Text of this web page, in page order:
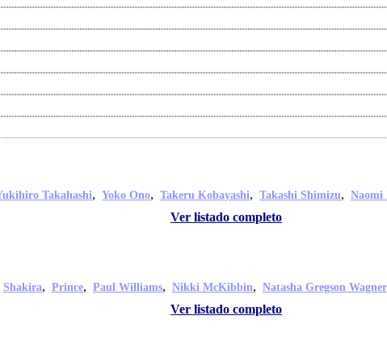
Takahashi, Yoko Ono, Takeru Kobayashi, Takashi Shimizu, Naomi
Ver listado completo
Shakira, Prince, Paul Williams, Nikki McKibbin, Natasha Gregson Wagner
Ver listado completo